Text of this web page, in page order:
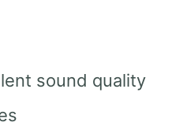
sound quality